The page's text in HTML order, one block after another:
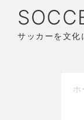
サッカーを文化
ホ